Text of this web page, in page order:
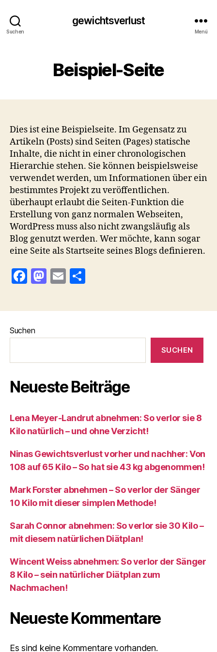
Suchen
gewichtsverlust
Menü
Beispiel-Seite
Dies ist eine Beispielseite. Im Gegensatz zu
Artikeln (Posts) sind Seiten (Pages) statische
Inhalte, die nicht in einer chronologischen
Hierarchie stehen. Sie können beispielsweise
verwendet werden, um Informationen über ein
bestimmtes Projekt zu veröffentlichen.
überhaupt erlaubt die Seiten-Funktion die
Erstellung von ganz normalen Webseiten,
WordPress muss also nicht zwangsläufig als
Blog genutzt werden. Wer möchte, kann sogar
eine Seite als Startseite seines Blogs definieren.
F
c
b
o
k
M
to
o
E
ai le
Suchen
SUCHEN
Neueste Beiträge
Lena Meyer-Landrut abnehmen: So verlor sie 8
Kilo natürlich – und ohne Verzicht!
Ninas Gewichtsverlust vorher und nachher: Von
108 auf 65 Kilo – So hat sie 43 kg abgenommen!
Mark Forster abnehmen – So verlor der Sänger
10 Kilo mit dieser simplen Methode!
Sarah Connor abnehmen: So verlor sie 30 Kilo –
mit diesem natürlichen Diätplan!
Wincent Weiss abnehmen: So verlor der Sänger
8 Kilo – sein natürlicher Diätplan zum
Nachmachen!
Neueste Kommentare
Es sind keine Kommentare vorhanden.